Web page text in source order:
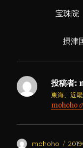
宝珠院
摂津
投稿者:
東海、近
mohoho
投
mohoho
投
2019